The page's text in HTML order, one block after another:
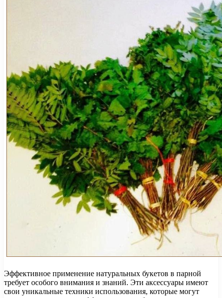
Эффективное применение натуральных букетов в парной
требует особого внимания и знаний. Эти аксессуары имеют
свои уникальные техники использования, которые могут